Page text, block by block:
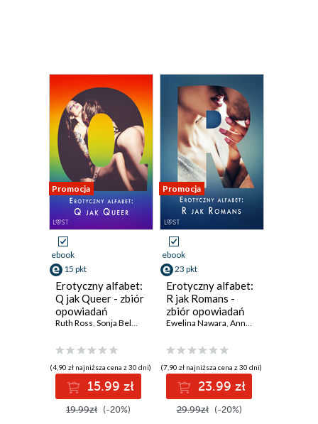
Promocja
ebook
15 pkt
Erotyczny alfabet:
Q jak Queer - zbiór
opowiadań
Ruth Ross, Sonja Belmont Catrina Curant,rehab-e,Annah Viki M.
(4,90 zł najniższa cena z 30 dni)
15.99 zł
19.99zł (-20%)
Promocja
ebook
23 pkt
Erotyczny alfabet:
R jak Romans -
zbiór opowiadań
(#19)
Ewelina Nawara, Annah Viki M.
(7,90 zł najniższa cena z 30 dni)
23.99 zł
29.99zł (-20%)